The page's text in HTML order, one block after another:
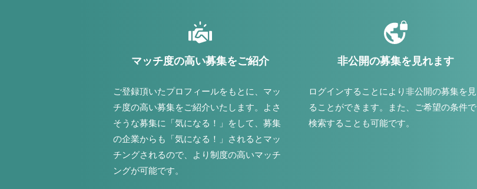
マッチ度の高い募集をご紹介
ご登録頂いたプロフィールをもとに、マッ
チ度の高い募集をご紹介いたします。よさ
そうな募集に「気になる！」をして、募集
の企業からも「気になる！」されるとマッ
チングされるので、より制度の高いマッチ
ングが可能です。
非公開の募集を見れます
ログインすることにより非公開の募集を見
ることができます。また、ご希望の条件で
検索することも可能です。